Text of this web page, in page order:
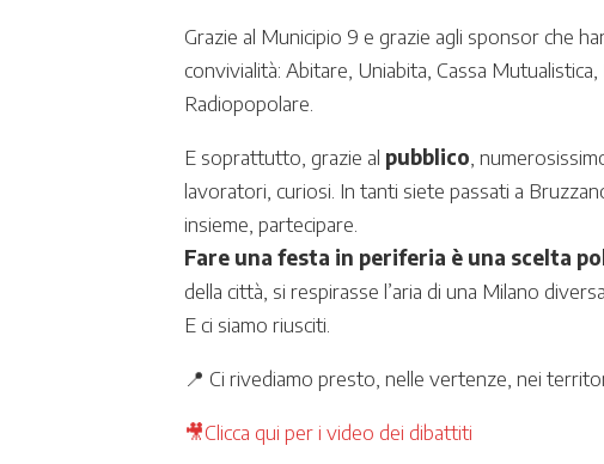
Grazie al Municipio 9 e grazie agli sponsor che
convivialità: Abitare, Uniabita, Cassa
Radiopopolare.
E soprattutto, grazie al pubblico ,
lavoratori, curiosi. In tanti siete passati a
insieme, partecipare.
Fare una festa in periferia è una scelta
della città, si respirasse l’aria di una Milano
E ci siamo riusciti.
📍 Ci rivediamo presto, nelle vertenze, nei
🎥Clicca qui per i video dei dibattiti